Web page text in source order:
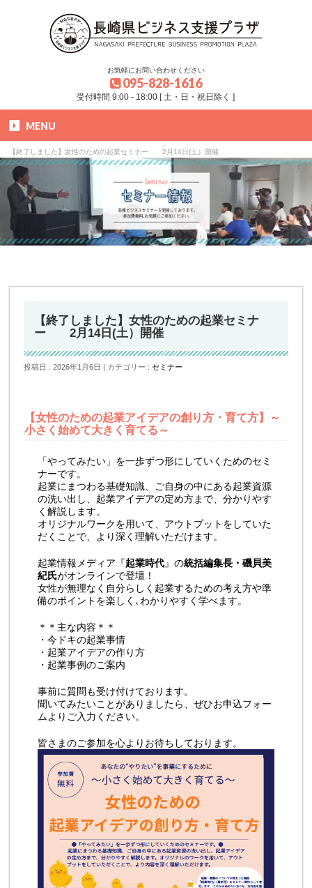
お気軽にお問い合わせください
095-828-1616
受付時間 9:00 - 18:00 [ 土・日・祝日除く ]
MENU
【終了しました】女性のための起業セミナー 2月14日(土）開催
【終了しました】女性のための起業セミナ
ー 2月14日(土）開催
投稿日 : 2026年1月6日 カテゴリー :セミナー
【女性のための起業アイデアの創り方・育て方】～
小さく始めて大きく育てる～
「やってみたい」を一歩ずつ形にしていくためのセミ
ナーです。
起業にまつわる基礎知識、ご自身の中にある起業資源
の洗い出し、起業アイデアの定め方まで、分かりやす
く解説します。
オリジナルワークを用いて、アウトプットをしていた
だくことで、より深く理解いただけます。
起業情報メディア『起業時代』の統括編集長・磯貝美
紀氏がオンラインで登壇！
女性が無理なく自分らしく起業するための考え方や準
備のポイントを楽しく､わかりやすく学べます。
＊＊主な内容＊＊
・今ドキの起業事情
・起業アイデアの作り方
・起業事例のご案内
事前に質問も受け付けております。
聞いてみたいことがありましたら、ぜひお申込フォー
ムよりご入力ください。
皆さまのご参加を心よりお待ちしております。